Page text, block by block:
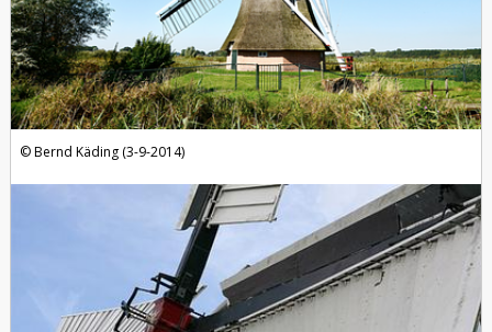
Bernd Käding (3-9-2014)